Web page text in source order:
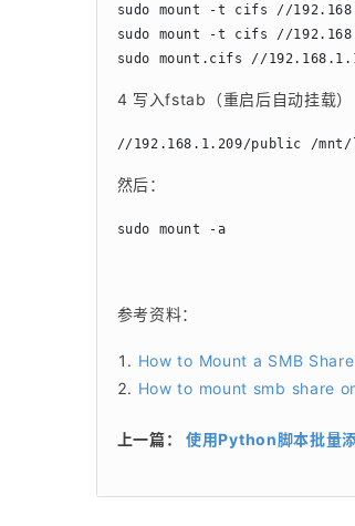
sudo mount -t cifs //
sudo mount -t cifs //
sudo mount.cifs //
4 写入fstab（重启后自动挂载）
//192.168.1.209/public /mnt/
然后：
sudo mount -a
参考资料：
How to Mount a SMB
How to mount smb share
上一篇： 使用Python脚本批量